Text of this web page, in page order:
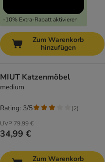
-10% Extra-Rabatt aktivieren
Zum Warenkorb
hinzufügen
MIUT Katzenmöbel
medium
UVP 79,99 €
34,99 €
Rating: 3/5 (2)
Zum Warenkorb